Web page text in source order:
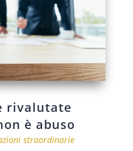
rivalutate
è abuso
straordinarie